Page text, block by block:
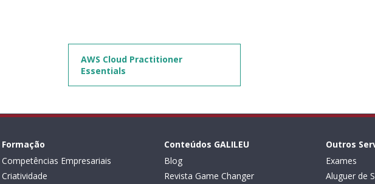
AWS Cloud Practitioner
Essentials
Formação
Competências Empresariais
Criatividade
Conteúdos GALILEU
Blog
Revista Game Changer
Outros
Exames
Aluguer de